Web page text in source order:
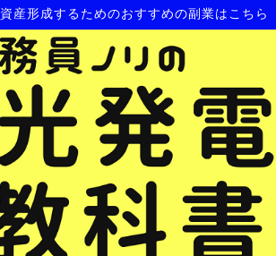
資産形成するためのおすすめの副業はこちら